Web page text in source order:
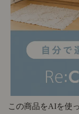
この商品をAIを使